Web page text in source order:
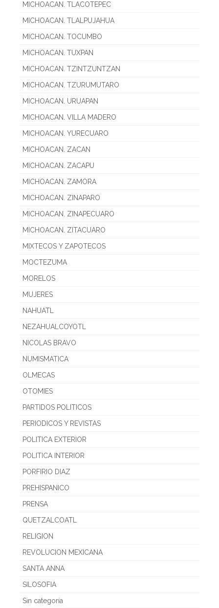
MICHOACAN. TLACOTEPEC
MICHOACAN. TLALPUJAHUA
MICHOACAN. TOCUMBO
MICHOACAN. TUXPAN
MICHOACAN. TZINTZUNTZAN
MICHOACAN. TZURUMUTARO
MICHOACAN. URUAPAN
MICHOACAN. VILLA MADERO
MICHOACAN. YURECUARO
MICHOACAN. ZACAN
MICHOACAN. ZACAPU
MICHOACAN. ZAMORA
MICHOACAN. ZINAPARO
MICHOACAN. ZINAPECUARO
MICHOACAN. ZITACUARO
MIXTECOS Y ZAPOTECOS
MOCTEZUMA
MORELOS
MUJERES
NAHUATL
NEZAHUALCOYOTL
NICOLAS BRAVO
NUMISMATICA
OLMECAS
OTOMIES
PARTIDOS POLITICOS
PERIODICOS Y REVISTAS
POLITICA EXTERIOR
POLITICA INTERIOR
PORFIRIO DIAZ
PREHISPANICO
PRENSA
QUETZALCOATL
RELIGION
REVOLUCION MEXICANA
SANTA ANNA
SILOSOFIA
Sin categoría